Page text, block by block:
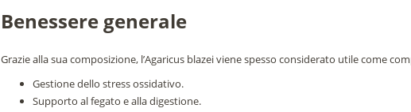
Benessere generale
Grazie alla sua composizione, l’Agaricus blazei viene spesso considerato utile come
Gestione dello stress ossidativo.
Supporto al fegato e alla digestione.